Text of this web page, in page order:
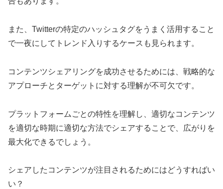
また、Twitterの特定のハッシュタグをうまく活用すること
で一夜にしてトレンド入りするケースも見られます。
コンテンツシェアリングを成功させるためには、戦略的な
アプローチとターゲットに対する理解が不可欠です。
プラットフォームごとの特性を理解し、適切なコンテンツ
を適切な時期に適切な方法でシェアすることで、広がりを
最大化できるでしょう。
シェアしたコンテンツが注目されるためにはどうすればい
い？